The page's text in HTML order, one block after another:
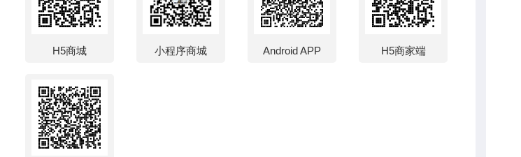
H5商城 小程序商城 Android APP H5商家端